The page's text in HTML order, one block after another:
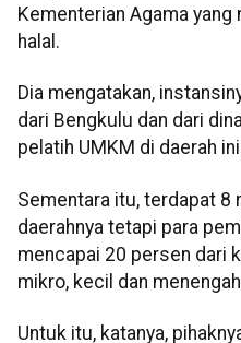
Kementerian Agama
halal.
Dia mengatakan,
dari Bengkulu dan dari
pelatih UMKM di daerah
Sementara itu, terdapat 8
daerahnya tetapi para
mencapai 20 persen dari
mikro, kecil dan
Untuk itu, katanya,